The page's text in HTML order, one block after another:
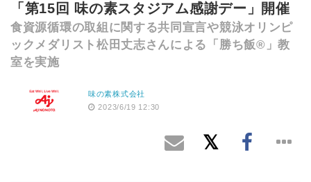
「第15回 味の素スタジアム感謝デー」開催
食資源循環の取組に関する共同宣言や競泳オリンピ
ックメダリスト松田丈志さんによる「勝ち飯®」教
室を実施
味の素株式会社
2023/6/19 12:30